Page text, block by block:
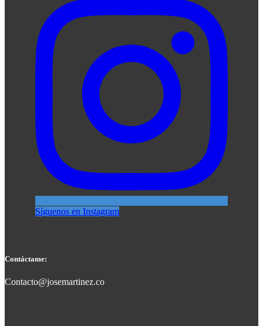
Síguenos en Instagram
Contáctame:
Contacto@josemartinez.co